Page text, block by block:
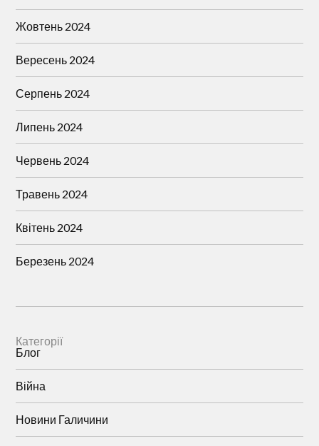
Жовтень 2024
Вересень 2024
Серпень 2024
Липень 2024
Червень 2024
Травень 2024
Квітень 2024
Березень 2024
Категорії
Блог
Війна
Новини Галичини